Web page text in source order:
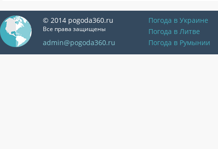
© 2014 pogoda360.ru
Все права защищены
admin@pogoda360.ru
Погода в Украине
Погода в Литве
Погода в Румынии